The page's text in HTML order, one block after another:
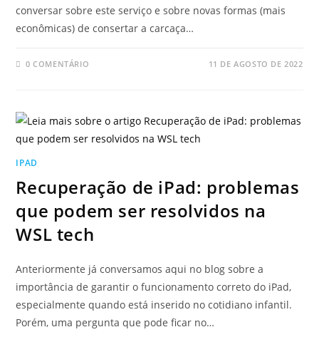
conversar sobre este serviço e sobre novas formas (mais
econômicas) de consertar a carcaça…
0 COMENTÁRIO 11 DE AGOSTO DE 2022
IPAD
Recuperação de iPad: problemas
que podem ser resolvidos na
WSL tech
Anteriormente já conversamos aqui no blog sobre a
importância de garantir o funcionamento correto do iPad,
especialmente quando está inserido no cotidiano infantil.
Porém, uma pergunta que pode ficar no…